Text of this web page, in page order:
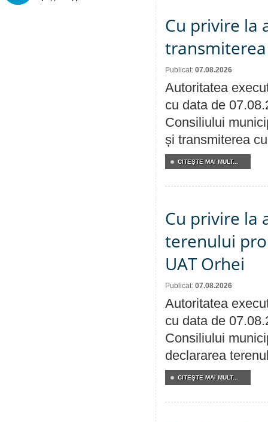
Cu privire la
Publicat: 07.08.2026
Autoritatea
cu data de
Consiliului
și transmiterea
CITEŞTE MAI MULT...
Cu privire la
terenului
UAT Orhei
Publicat: 07.08.2026
Autoritatea
cu data de
Consiliului
declararea
CITEŞTE MAI MULT...